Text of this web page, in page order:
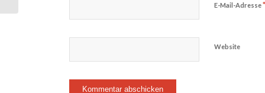
E-Mail-Adresse
Website